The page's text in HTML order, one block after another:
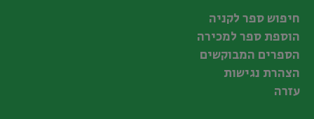
חיפוש ספר לקניה
הוספת ספר למכירה
הספרים המבוקשים
הצהרת נגישות
עזרה